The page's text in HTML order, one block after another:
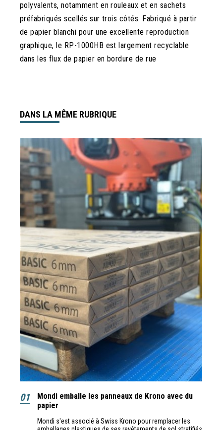
polyvalents, notamment en rouleaux et en sachets
préfabriqués scellés sur trois côtés. Fabriqué à partir
de papier blanchi pour une excellente reproduction
graphique, le RP-1000HB est largement recyclable
dans les flux de papier en bordure de rue
DANS LA MÊME RUBRIQUE
01
Mondi emballe les panneaux de Krono avec du
papier
Mondi s'est associé à Swiss Krono pour remplacer les